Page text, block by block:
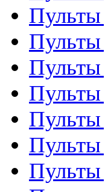
Пульты
Пульты
Пульты
Пульты